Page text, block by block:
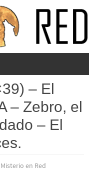
– El
– Zebro, el
– El
Misterio en Red